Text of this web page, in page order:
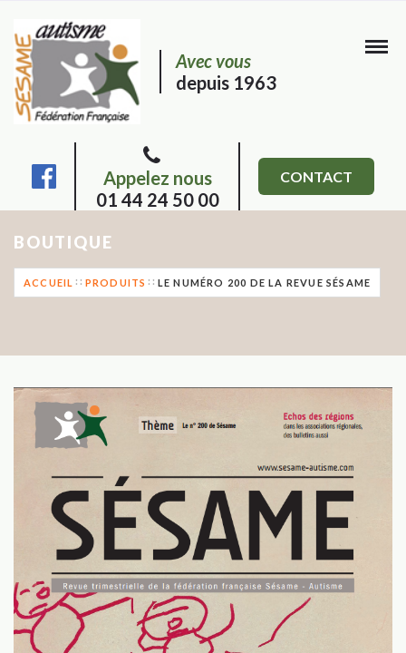
Avec vous
depuis 1963
Appelez nous
01 44 24 50 00
CONTACT
BOUTIQUE
ACCUEIL PRODUITS LE NUMÉRO 200 DE LA REVUE SÉSAME